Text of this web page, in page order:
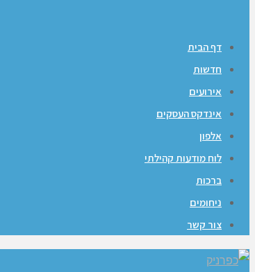
דף הבית
חדשות
אירועים
אינדקס העסקים
אלפון
לוח מודעות קהילתי
ברכות
ניחומים
צור קשר